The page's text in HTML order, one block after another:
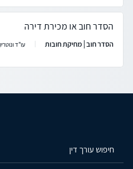
הסדר חוב או מכירת דירה
הסדר חוב | מחיקת חובות עו"ד
חיפוש עורך דין